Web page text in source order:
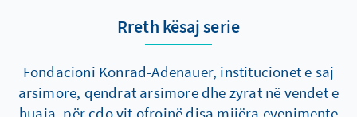
Rreth kësaj serie
Fondacioni Konrad-Adenauer, institucionet e saj
arsimore, qendrat arsimore dhe zyrat në vendet e
huaja, për çdo vit ofrojnë disa mijëra evenimente